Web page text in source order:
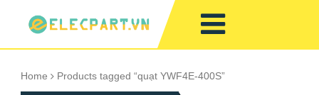
Home Products tagged “quạt YWF4E-400S”